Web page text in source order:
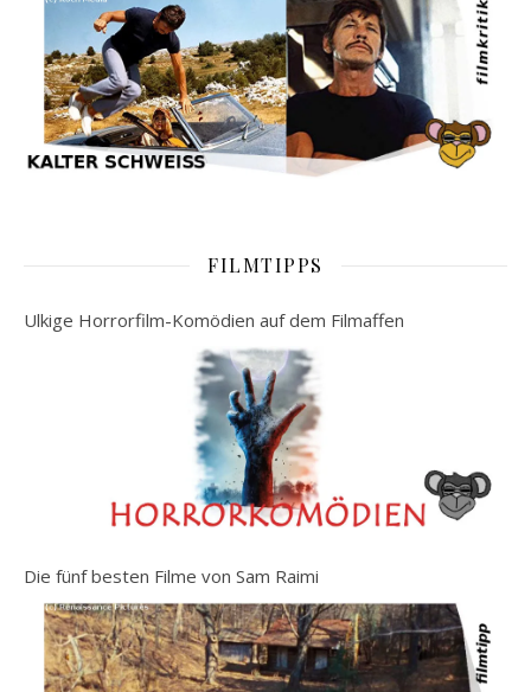
FILMTIPPS
Ulkige Horrorfilm-Komödien auf dem Filmaffen
Die fünf besten Filme von Sam Raimi